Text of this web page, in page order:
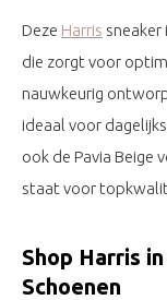
Deze Harris
die zorgt voor
nauwkeurig
ideaal voor
ook de Pavia Beige
staat voor
Shop Harris
Schoenen